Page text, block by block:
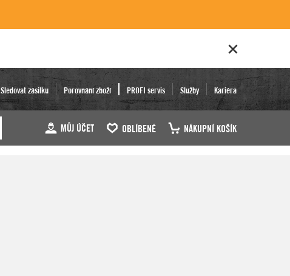
Sledovat zásilku Porovnání zboží PROFI servis Služby Kariéra
MŮJ ÚČET OBLÍBENÉ NÁKUPNÍ KOŠÍK